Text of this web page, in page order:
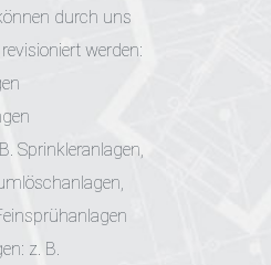
durch uns
werden:
Sprinkleranlagen,
z. B.